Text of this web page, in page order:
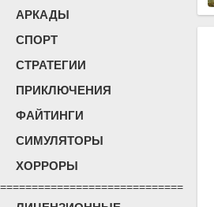
АРКАДЫ
СПОРТ
СТРАТЕГИИ
ПРИКЛЮЧЕНИЯ
ФАЙТИНГИ
СИМУЛЯТОРЫ
ХОРРОРЫ
=============================